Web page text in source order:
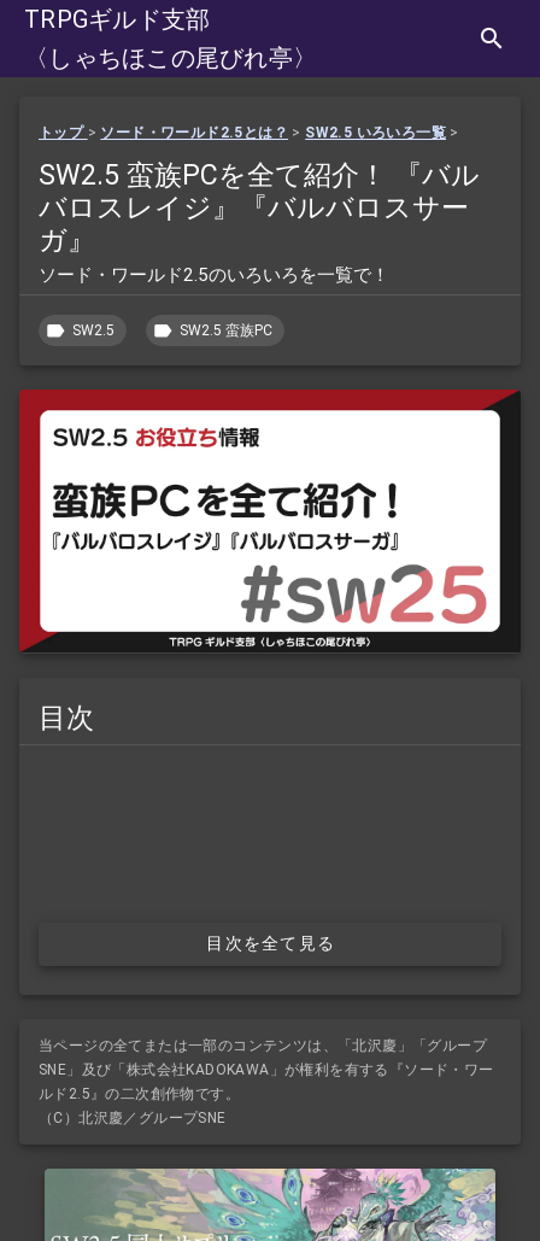
TRPGギルド支部
〈しゃちほこの尾びれ亭〉
トップ > ソード・ワールド2.5とは？ > SW2.5 いろいろ一覧 >
SW2.5 蛮族PCを全て紹介！ 『バル
バロスレイジ』『バルバロスサー
ガ』
ソード・ワールド2.5のいろいろを一覧で！
SW2.5 SW2.5 蛮族PC
目次
目次を全て見る
当ページの全てまたは一部のコンテンツは、「北沢慶」「グループ
SNE」及び「株式会社KADOKAWA」が権利を有する『ソード・ワー
ルド2.5』の二次創作物です。
（C）北沢慶／グループSNE